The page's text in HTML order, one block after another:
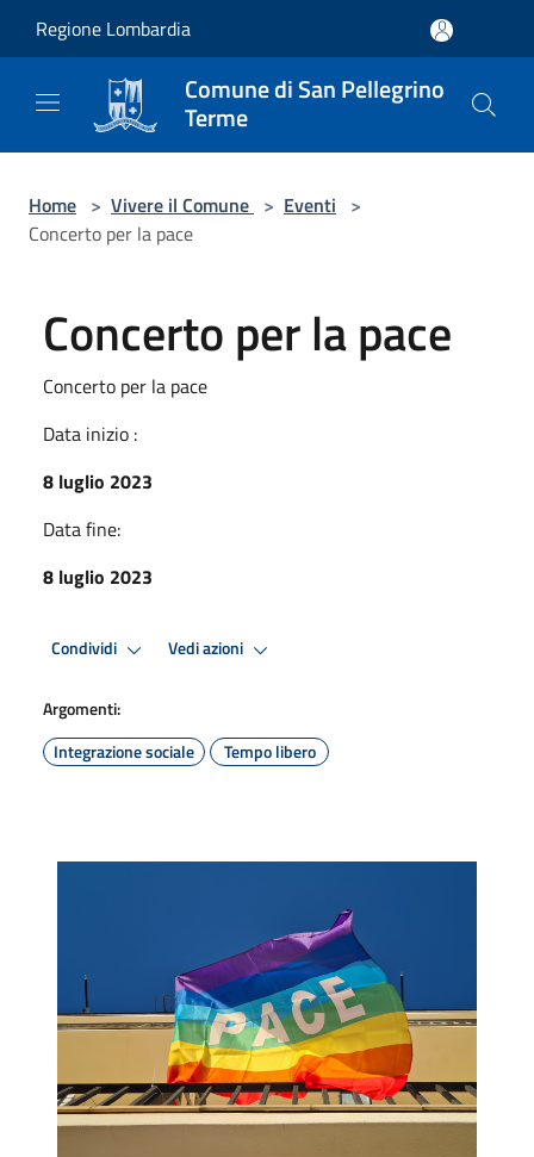
Regione Lombardia
Comune di San Pellegrino
Terme
Home > Vivere il Comune > Eventi >
Concerto per la pace
Concerto per la pace
Concerto per la pace
Data inizio :
8 luglio 2023
Data fine:
8 luglio 2023
Condividi Vedi azioni
Argomenti:
Integrazione sociale
Tempo libero